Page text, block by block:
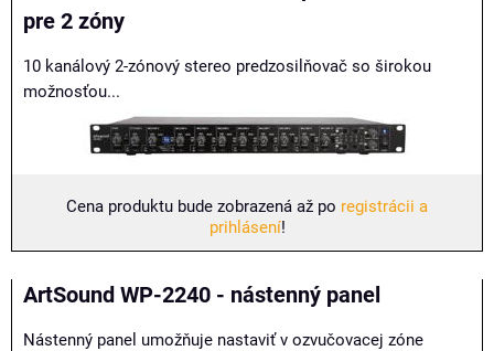
pre 2 zóny
10 kanálový 2-zónový stereo predzosilňovač so širokou
možnosťou...
Cena produktu bude zobrazená až po registrácii a
prihlásení!
ArtSound WP-2240 - nástenný panel
Nástenný panel umožňuje nastaviť v ozvučovacej zóne